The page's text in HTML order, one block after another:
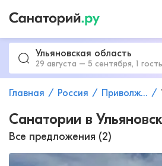
Ульяновская область
29 августа – 5 сентября, 1 гость
Главная Россия Приволжский федеральный округ
Все предложения (2)